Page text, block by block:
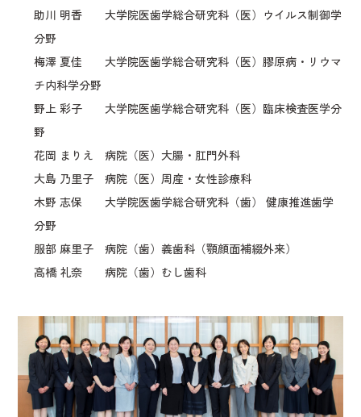
助川 明香 大学院医歯学総合研究科（医）ウイルス制御学
分野
梅澤 夏佳 大学院医歯学総合研究科（医）膠原病・リウマ
チ内科学分野
野上 彩子 大学院医歯学総合研究科（医）臨床検査医学分
野
花岡 まりえ 病院（医）大腸・肛門外科
大島 乃里子 病院（医）周産・女性診療科
木野 志保 大学院医歯学総合研究科（歯） 健康推進歯学
分野
服部 麻里子 病院（歯）義歯科（顎顔面補綴外来）
高橋 礼奈 病院（歯）むし歯科